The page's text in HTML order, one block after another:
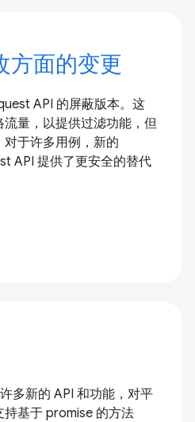
方面的变更
API 的屏蔽版本。这
量，以提供过滤功能，但
于许多用例，新的
API 提供了更安全的替代
多新的 API 和功能，对平
持基于 promise 的方法